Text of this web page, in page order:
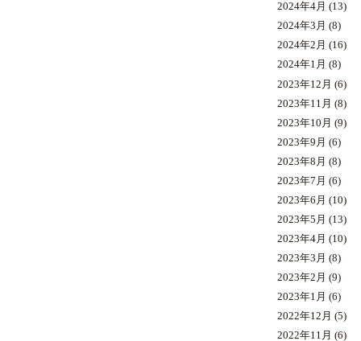
2024年4月 (13)
2024年3月 (8)
2024年2月 (16)
2024年1月 (8)
2023年12月 (6)
2023年11月 (8)
2023年10月 (9)
2023年9月 (6)
2023年8月 (8)
2023年7月 (6)
2023年6月 (10)
2023年5月 (13)
2023年4月 (10)
2023年3月 (8)
2023年2月 (9)
2023年1月 (6)
2022年12月 (5)
2022年11月 (6)